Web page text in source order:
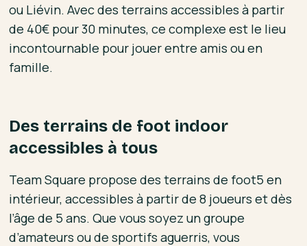
ou Liévin. Avec des terrains accessibles à partir
de 40€ pour 30 minutes, ce complexe est le lieu
incontournable pour jouer entre amis ou en
famille.
Des terrains de foot indoor
accessibles à tous
Team Square propose des terrains de foot5 en
intérieur, accessibles à partir de 8 joueurs et dès
l’âge de 5 ans. Que vous soyez un groupe
d’amateurs ou de sportifs aguerris, vous